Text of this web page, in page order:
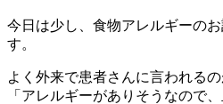
今日は少し、食物アレルギーの
す。
よく外来で患者さんに言われるの
「アレルギーがありそうなので